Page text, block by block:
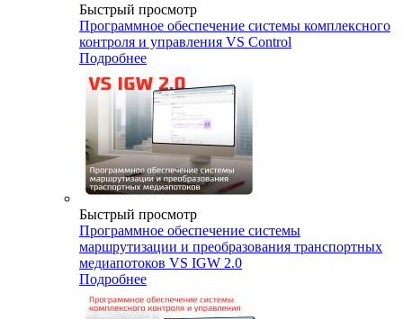
Быстрый просмотр
Программное обеспечение системы комплексного
контроля и управления VS Control
Подробнее
Быстрый просмотр
Программное обеспечение системы
маршрутизации и преобразования транспортных
медиапотоков VS IGW 2.0
Подробнее